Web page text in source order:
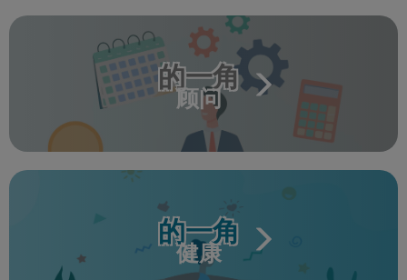
的一角
顾问
的一角
健康